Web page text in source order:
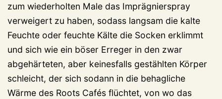
zum wiederholten Male das Imprägnierspray
verweigert zu haben, sodass langsam die kalte
Feuchte oder feuchte Kälte die Socken erklimmt
und sich wie ein böser Erreger in den zwar
abgehärteten, aber keinesfalls gestählten Körper
schleicht, der sich sodann in die behagliche
Wärme des Roots Cafés flüchtet, von wo das